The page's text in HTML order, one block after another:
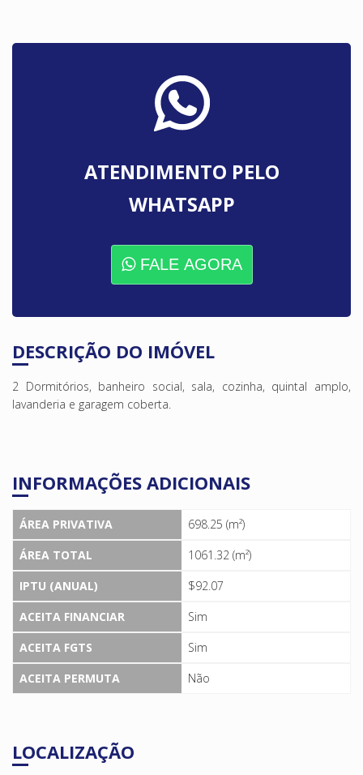
ATENDIMENTO PELO
WHATSAPP
FALE AGORA
DESCRIÇÃO DO IMÓVEL
2 Dormitórios, banheiro social, sala, cozinha, quintal amplo,
lavanderia e garagem coberta.
INFORMAÇÕES ADICIONAIS
ÁREA PRIVATIVA
698.25 (m²)
ÁREA TOTAL
1061.32 (m²)
IPTU (ANUAL)
$92.07
ACEITA FINANCIAR
Sim
ACEITA FGTS
Sim
ACEITA PERMUTA
Não
LOCALIZAÇÃO